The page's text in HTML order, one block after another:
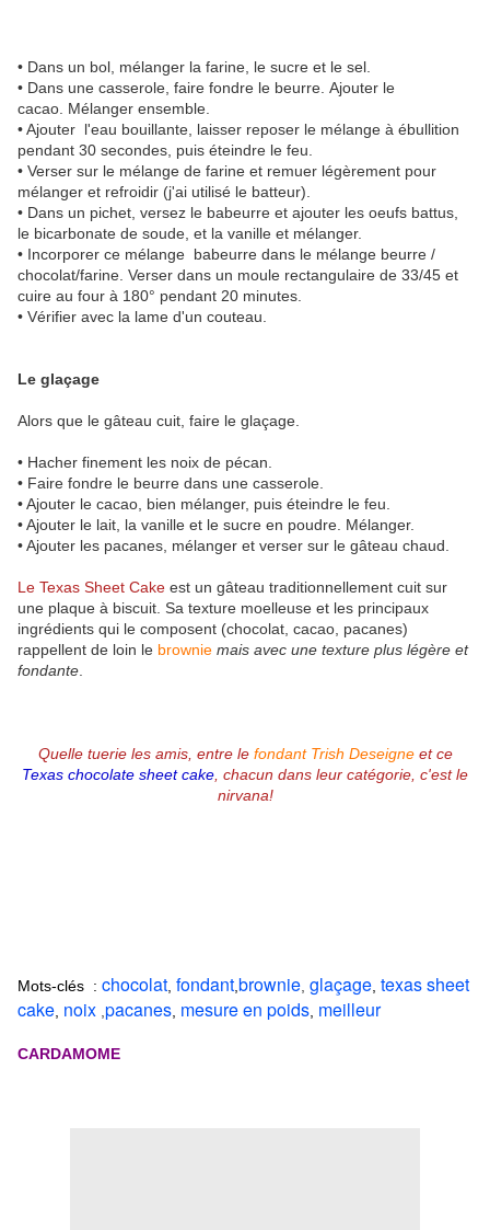
• Dans un bol, mélanger la farine, le sucre et le sel.
• Dans une casserole, faire fondre le beurre. Ajouter le
cacao. Mélanger ensemble.
• Ajouter l'eau bouillante, laisser reposer le mélange à ébullition
pendant 30 secondes, puis éteindre le feu.
• Verser sur le mélange de farine et remuer légèrement pour
mélanger et refroidir (j'ai utilisé le batteur).
• Dans un pichet, versez le babeurre et ajouter les oeufs battus,
le bicarbonate de soude, et la vanille et mélanger.
• Incorporer ce mélange babeurre dans le mélange beurre /
chocolat/farine. Verser dans un moule rectangulaire de 33/45 et
cuire au four à 180° pendant 20 minutes.
• Vérifier avec la lame d'un couteau.
Le glaçage
Alors que le gâteau cuit, faire le glaçage.
• Hacher finement les noix de pécan.
• Faire fondre le beurre dans une casserole.
• Ajouter le cacao, bien mélanger, puis éteindre le feu.
• Ajouter le lait, la vanille et le sucre en poudre. Mélanger.
• Ajouter les pacanes, mélanger et verser sur le gâteau chaud.
Le Texas Sheet Cake est un gâteau traditionnellement cuit sur
une plaque à biscuit. Sa texture moelleuse et les principaux
ingrédients qui le composent (chocolat, cacao, pacanes)
rappellent de loin le brownie mais avec une texture plus légère et
fondante
Quelle tuerie les amis, entre le fondant Trish Deseigneet ce
Texas chocolate sheet cake , chacun dans leur catégorie, c'est le
nirvana!
Mots-clés : chocolat fondantbrownie glaçage texas sheet
cake noix pacanes mesure en poids meilleur
CARDAMOME